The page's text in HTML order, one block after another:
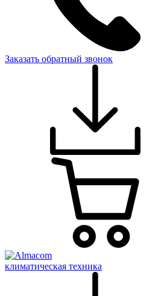
Заказать обратный звонок
климатическая техника